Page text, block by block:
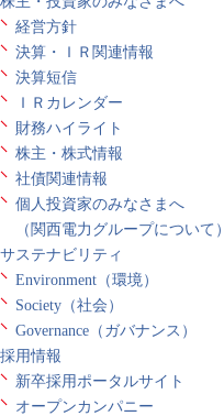
経営方針
決算・ＩＲ関連情報
決算短信
ＩＲカレンダー
財務ハイライト
株主・株式情報
社債関連情報
個人投資家のみなさまへ
（関西電力グループについて）
サステナビリティ
Environment（環境）
Society（社会）
Governance（ガバナンス）
採用情報
新卒採用ポータルサイト
オープンカンパニー